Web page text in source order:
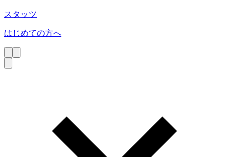
スタッツ
はじめての方へ